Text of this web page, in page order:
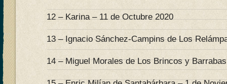
12 – Karina – 11 de Octubre 2020
13 – Ignacio Sánchez-Campins de Los
14 – Miguel Morales de Los Brincos y